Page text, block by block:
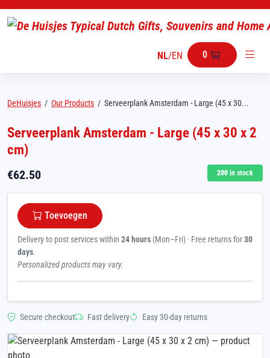
NL/EN 0
DeHuisjes / Our Products / Serveerplank Amsterdam - Large (45 x 30...
Serveerplank Amsterdam - Large (45 x 30 x 2
cm)
€62.50 200 in stock
Toevoegen
Delivery to post services within 24 hours (Mon–Fri) · Free returns for30
days.
Personalized products may vary.
Secure checkout Fast delivery Easy 30-day returns